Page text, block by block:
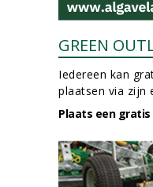
GREEN
Iedereen kan
plaatsen via zijn
Plaats een